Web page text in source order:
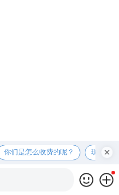
你们是怎么收费的呢？ 现在有